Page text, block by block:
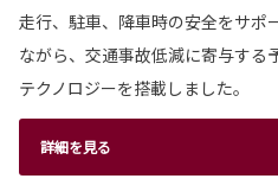
走行、駐車、降車時の安全をサポ
ながら、交通事故低減に寄与する
テクノロジーを搭載しました。
詳細を見る